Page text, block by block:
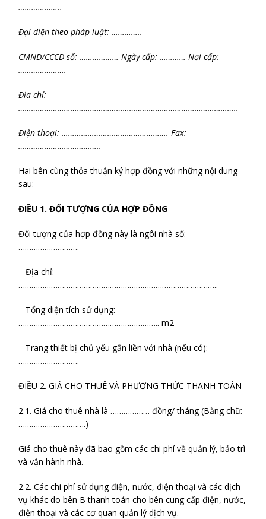
………………..
Đại diện theo pháp luật: …………..
CMND/CCCD số: ……………… Ngày cấp: ………… Nơi cấp:
………………….
Địa chỉ:
………………………………………………………………………………………..
Điện thoại: …………………………………………. Fax:
………………………………..
Hai bên cùng thỏa thuận ký hợp đồng với những nội dung
sau:
ĐIỀU 1. ĐỐI TƯỢNG CỦA HỢP ĐỒNG
Đối tượng của hợp đồng này là ngôi nhà số:
……………………….
– Địa chỉ:
………………………………………………………………………………..
– Tổng diện tích sử dụng:
……………………………………………………….. m2
– Trang thiết bị chủ yếu gắn liền với nhà (nếu có):
……………………….
ĐIỀU 2. GIÁ CHO THUÊ VÀ PHƯƠNG THỨC THANH TOÁN
2.1. Giá cho thuê nhà là ……………… đồng/ tháng (Bằng chữ:
………………………….)
Giá cho thuê này đã bao gồm các chi phí về quản lý, bảo trì
và vận hành nhà.
2.2. Các chi phí sử dụng điện, nước, điện thoại và các dịch
vụ khác do bên B thanh toán cho bên cung cấp điện, nước,
điện thoại và các cơ quan quản lý dịch vụ.